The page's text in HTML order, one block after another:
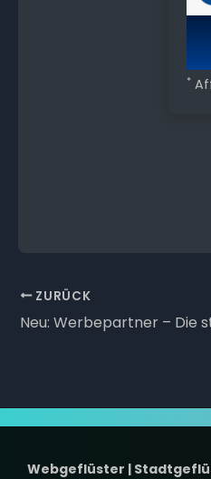
*
ZURÜCK
Neu: Werbepartner – Die
Webgeflüster |